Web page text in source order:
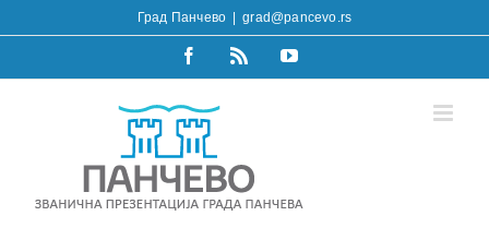
to
Град Панчево grad@pancevo.rs
FacebookRss YouTube